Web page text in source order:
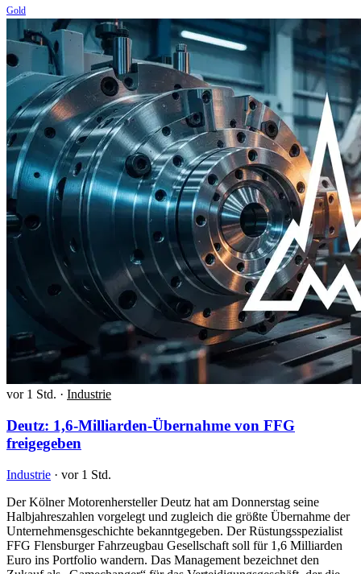
Gold
vor 1 Std. · Industrie
Deutz: 1,6-Milliarden-Übernahme von FFG
freigegeben
Industrie · vor 1 Std.
Der Kölner Motorenhersteller Deutz hat am Donnerstag seine
Halbjahreszahlen vorgelegt und zugleich die größte Übernahme der
Unternehmensgeschichte bekanntgegeben. Der Rüstungsspezialist
FFG Flensburger Fahrzeugbau Gesellschaft soll für 1,6 Milliarden
Euro ins Portfolio wandern. Das Management bezeichnet den